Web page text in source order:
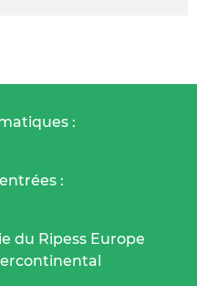
:
:
du Ripess Europe